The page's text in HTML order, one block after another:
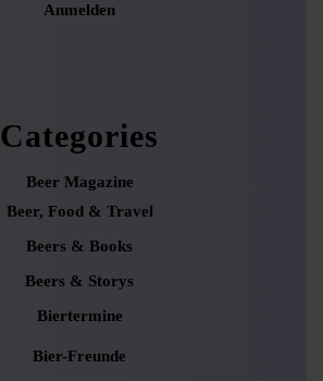
Anmelden
Categories
Beer Magazine
Beer, Food & Travel
Beers & Books
Beers & Storys
Biertermine
Bier-Freunde